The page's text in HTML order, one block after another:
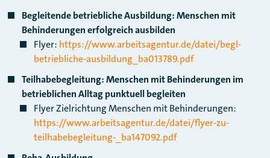
Begleitende betriebliche Ausbildung: Menschen mit
Behinderungen erfolgreich ausbilden
Flyer: https://www.arbeitsagentur.de/datei/begl-
betriebliche-ausbildung_ba013789.pdf
Teilhabebegleitung: Menschen mit Behinderungen im
betrieblichen Alltag punktuell begleiten
Flyer Zielrichtung Menschen mit Behinderungen:
https://www.arbeitsagentur.de/datei/flyer-zu-
teilhabebegleitung-_ba147092.pdf